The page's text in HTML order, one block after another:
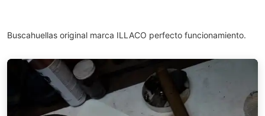
Buscahuellas original marca ILLACO perfecto funcionamiento.